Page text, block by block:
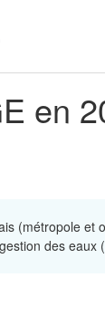
en
(métropole et
des eaux